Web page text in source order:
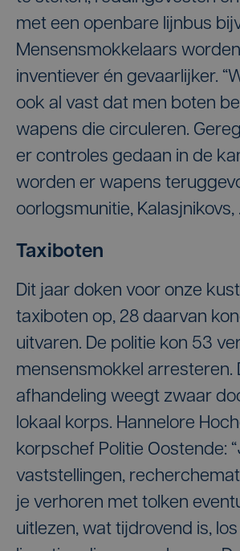
met een openbare lijnbus
Mensensmokkelaars
inventiever én gevaarlijker.
ook al vast dat men boten
wapens die circuleren.
er controles gedaan in de
worden er wapens
oorlogsmunitie, Kalasjnikovs,
Taxiboten
Dit jaar doken voor onze
taxiboten op, 28 daarvan
uitvaren. De politie kon 53
mensensmokkel arresteren.
afhandeling weegt zwaar
lokaal korps. Hannelore
korpschef Politie Oostende:
vaststellingen,
je verhoren met tolken
uitlezen, wat tijdrovend is,